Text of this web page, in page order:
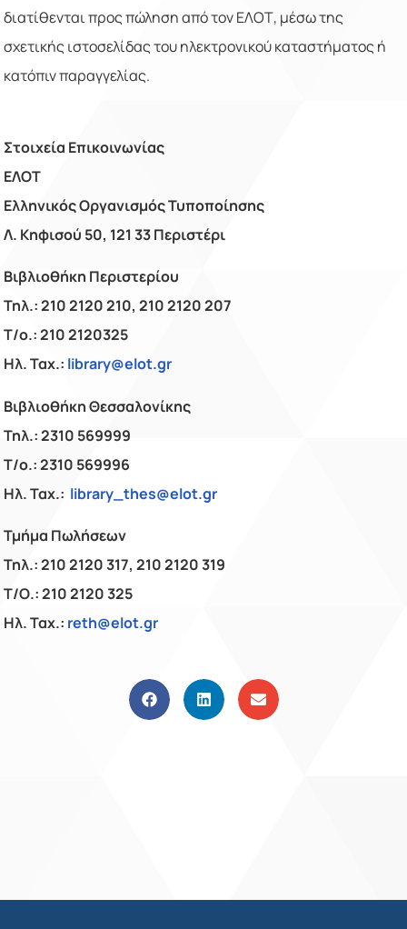
διατίθενται προς πώληση από τον ΕΛΟΤ, μέσω της
σχετικής ιστοσελίδας του ηλεκτρονικού καταστήματος ή
κατόπιν παραγγελίας.
Στοιχεία Επικοινωνίας
ΕΛΟΤ
Ελληνικός Οργανισμός Τυποποίησης
Λ. Κηφισού 50, 121 33 Περιστέρι
Βιβλιοθήκη Περιστερίου
Τηλ.: 210 2120 210, 210 2120 207
Τ/ο.: 210 2120325
Ηλ. Ταχ.: library@elot.gr
Βιβλιοθήκη Θεσσαλονίκης
Τηλ.: 2310 569999
Τ/ο.: 2310 569996
Ηλ. Ταχ.: library_thes@elot.gr
Τμήμα Πωλήσεων
Τηλ.: 210 2120 317, 210 2120 319
Τ/Ο.: 210 2120 325
Ηλ. Ταχ.: reth@elot.gr